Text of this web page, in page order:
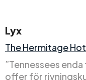
Lyx
The Hermitage
”Tennessees
offer för